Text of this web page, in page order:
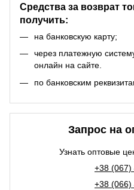
Средства за возврат
получить:
на банковскую карту;
через платежную
онлайн на сайте.
по банковским
Запрос на
Узнать оптовые
+38 (067)
+38 (066)